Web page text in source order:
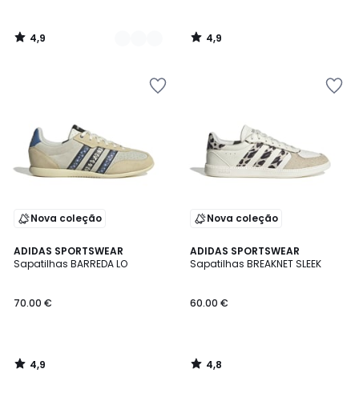
4,9
/
4,9
/
Nova coleção
ADIDAS SPORTSWEAR
Sapatilhas BARREDA LO
70.00 €
4,9
/ 5
4,9
/
Nova coleção
ADIDAS SPORTSWEAR
Sapatilhas BREAKNET SLEEK
60.00 €
4,8
/ 5
4,8
/